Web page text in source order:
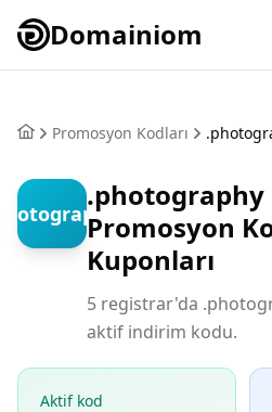
Domainiom
Promosyon Kodları
.photography
Promosyon
Kuponları
5 registrar'da
aktif indirim kodu.
Aktif kod